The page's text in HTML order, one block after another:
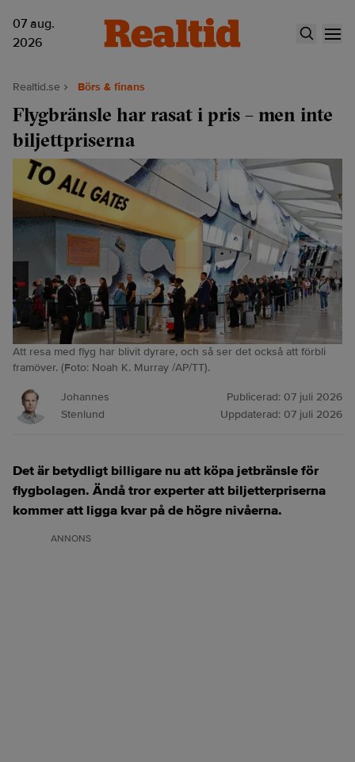
07 aug.
2026
Realtid.se Börs & finans
Flygbränsle har rasat i pris – men inte
biljettpriserna
Att resa med flyg har blivit dyrare, och så ser det också att förbli
framöver. (Foto: Noah K. Murray /AP/TT).
Johannes
Stenlund
Publicerad: 07 juli 2026
Uppdaterad: 07 juli 2026
Det är betydligt billigare nu att köpa jetbränsle för
flygbolagen. Ändå tror experter att biljetterpriserna
kommer att ligga kvar på de högre nivåerna.
ANNONS